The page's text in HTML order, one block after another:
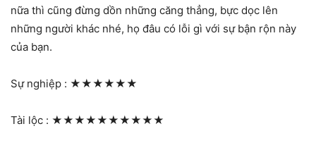
nữa thì cũng đừng dồn những căng thẳng, bực dọc lên
những người khác nhé, họ đâu có lỗi gì với sự bận rộn này
của bạn.
Sự nghiệp : ★★★★★★
Tài lộc : ★★★★★★★★★★